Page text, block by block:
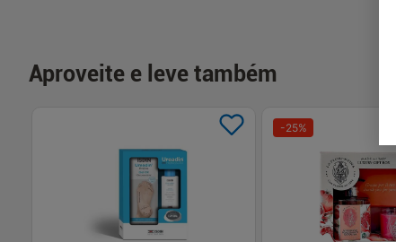
Aproveite e leve também
-25%